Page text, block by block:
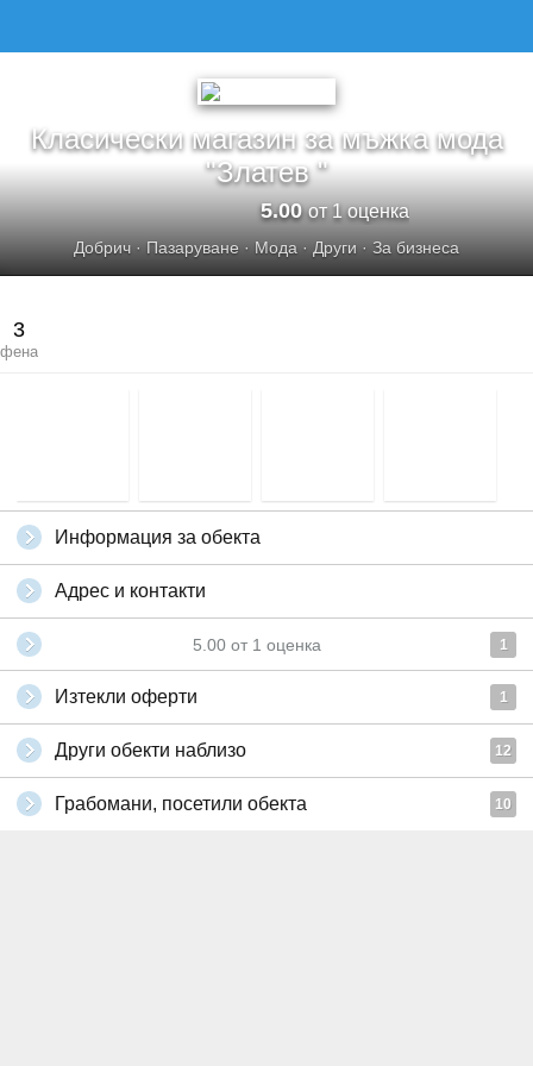
Класически магазин за мъжка мода
"Златев "
5.00от 1 оценка
Добрич· Пазаруване · Мода · Други · За бизнеса
3
фена
Информация за обекта
Адрес и контакти
5.00 от 1 оценка 1
Изтекли оферти 1
Други обекти наблизо 12
Грабомани, посетили обекта 10